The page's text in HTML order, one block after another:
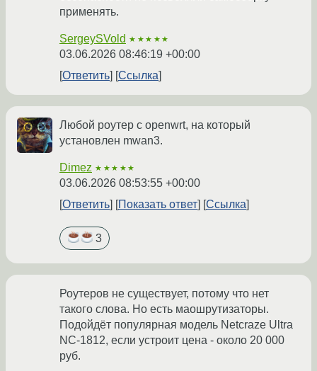
применять.
SergeySVold ★★★★★
03.06.2026 08:46:19 +00:00
Ответить
Ссылка
Любой роутер с openwrt, на который
установлен mwan3.
Dimez ★★★★★
03.06.2026 08:53:55 +00:00
Ответить
Показать ответ Ссылка
3
Роутеров не существует, потому что нет
такого слова. Но есть маошрутизаторы.
Подойдёт популярная модель Netcraze Ultra
NC-1812, если устроит цена - около 20 000
руб.